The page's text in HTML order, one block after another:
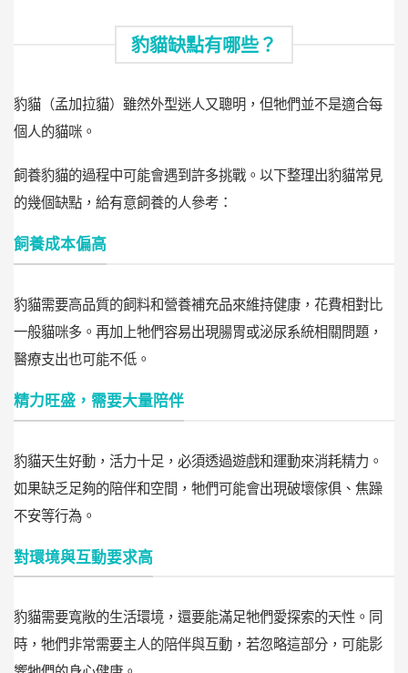
豹貓缺點有哪些？
豹貓（孟加拉貓）雖然外型迷人又聰明，但牠們並不是適合每
個人的貓咪。
飼養豹貓的過程中可能會遇到許多挑戰。以下整理出豹貓常見
的幾個缺點，給有意飼養的人參考：
飼養成本偏高
豹貓需要高品質的飼料和營養補充品來維持健康，花費相對比
一般貓咪多。再加上牠們容易出現腸胃或泌尿系統相關問題，
醫療支出也可能不低。
精力旺盛，需要大量陪伴
豹貓天生好動，活力十足，必須透過遊戲和運動來消耗精力。
如果缺乏足夠的陪伴和空間，牠們可能會出現破壞傢俱、焦躁
不安等行為。
對環境與互動要求高
豹貓需要寬敞的生活環境，還要能滿足牠們愛探索的天性。同
時，牠們非常需要主人的陪伴與互動，若忽略這部分，可能影